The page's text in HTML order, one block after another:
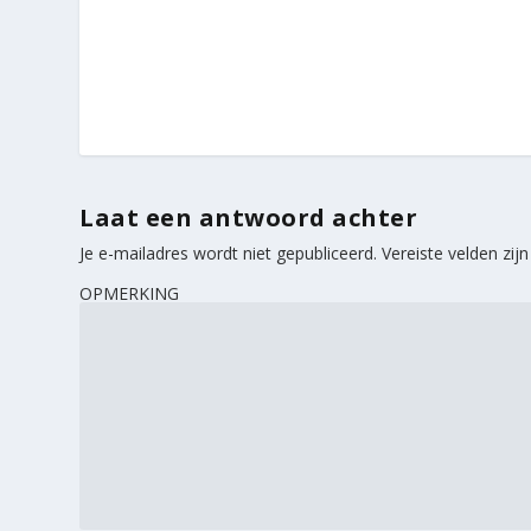
Laat een antwoord achter
Je e-mailadres wordt niet gepubliceerd. Vereiste velden
OPMERKING